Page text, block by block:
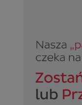
Niezbędne